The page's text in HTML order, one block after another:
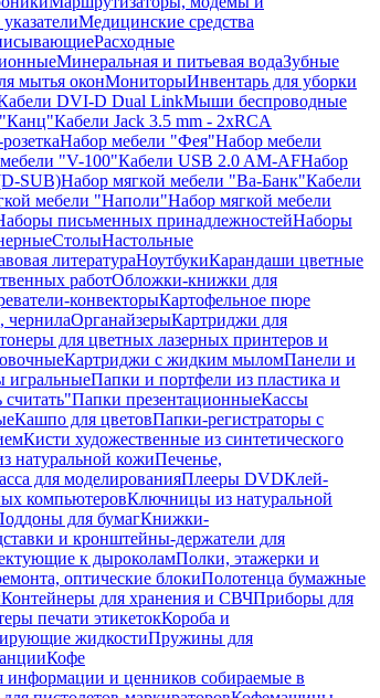
Медицинские средства
Расходные
Минеральная и питьевая водаЗубные
мытья оконМониторыИнвентарь для уборки
DVI-D Dual LinkМыши беспроводные
Кабели Jack 3.5 mm - 2xRCA
Набор мебели "Фея"Набор мебели
"V-100"Кабели USB 2.0 AM-AFНабор
SUB)Набор мягкой мебели "Ва-Банк"Кабели
мебели "Наполи"Набор мягкой мебели
письменных принадлежностейНаборы
СтолыНастольные
литератураНоутбукиКарандаши цветные
работОбложки-книжки для
конвекторыКартофельное пюре
чернилаОрганайзерыКартриджи для
для цветных лазерных принтеров и
Картриджи с жидким мыломПанели и
игральныеПапки и портфели из пластика и
Папки презентационныеКассы
Кашпо для цветовПапки-регистраторы с
Кисти художественные из синтетического
натуральной кожиПеченье,
для моделированияПлееры DVDКлей-
компьютеровКлючницы из натуральной
для бумагКнижки-
и кронштейны-держатели для
к дыроколамПолки, этажерки и
оптические блокиПолотенца бумажные
Контейнеры для хранения и СВЧПриборы для
печати этикетокКороба и
жидкостиПружины для
Кофе
информации и ценников собираемые в